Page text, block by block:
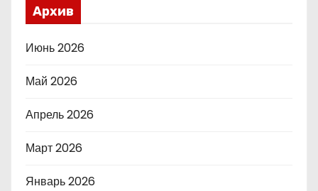
Архив
Июнь 2026
Май 2026
Апрель 2026
Март 2026
Январь 2026